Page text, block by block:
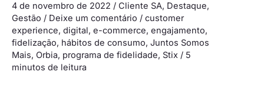
4 de novembro de 2022 / Cliente SA, Destaque,
Gestão / Deixe um comentário / customer
experience, digital, e-commerce, engajamento,
fidelização, hábitos de consumo, Juntos Somos
Mais, Orbia, programa de fidelidade, Stix / 5
minutos de leitura